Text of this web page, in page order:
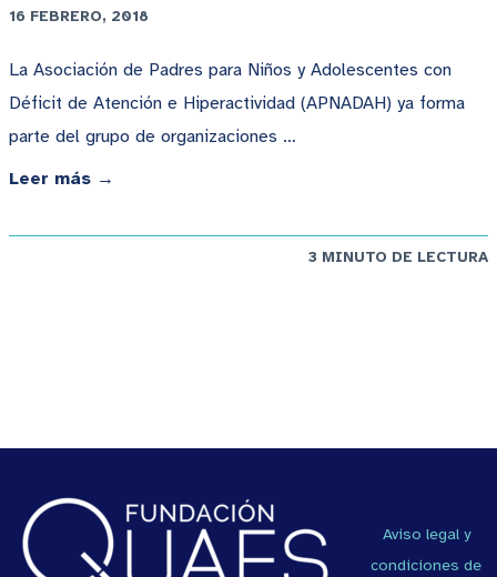
16 FEBRERO, 2018
La Asociación de Padres para Niños y Adolescentes con
Déficit de Atención e Hiperactividad (APNADAH) ya forma
parte del grupo de organizaciones …
Leer más →
3 MINUTO DE LECTURA
Aviso legal y
condiciones de